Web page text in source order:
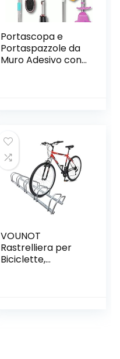
Portascopa e
Portaspazzole da
Muro Adesivo con
Garage, Grigio
VOUNOT
Rastrelliera per
Biciclette,